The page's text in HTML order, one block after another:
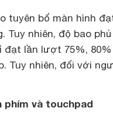
tuyên bố màn hình
Tuy nhiên, độ bao
đạt lần lượt 75%,
Tuy nhiên, đối với
phím và touchpad